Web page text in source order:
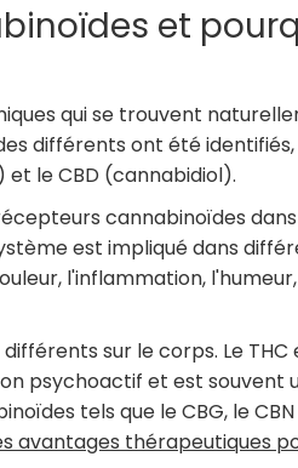
et
qui se trouvent
différents ont été
le CBD (cannabidiol).
cannabinoïdes
est impliqué dans
l'inflammation,
sur le corps. Le THC
psychoactif et est souvent
tels que le CBG, le
avantages thérapeutiques